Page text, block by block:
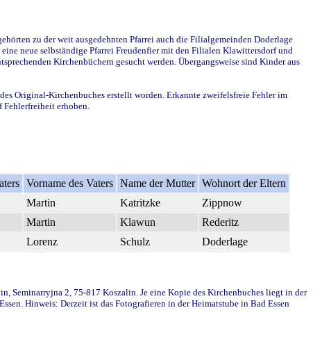
zu der weit ausgedehnten Pfarrei auch die Filialgemeinden Doderlage
neue selbständige Pfarrei Freudenfier mit den Filialen Klawittersdorf und
Kirchenbüchern gesucht werden. Übergangsweise sind Kinder aus
Original-Kirchenbuches erstellt worden. Erkannte zweifelsfreie Fehler im
erhoben.
Vorname des Vaters Name der Mutter Wohnort der Eltern
Martin Katritzke
Zippnow
Martin Klawun
Rederitz
Lorenz Schulz Doderlage
Seminarryjna 2, 75-817 Koszalin. Je eine Kopie des Kirchenbuches liegt in der
Hinweis: Derzeit ist das Fotografieren in der Heimatstube in Bad Essen